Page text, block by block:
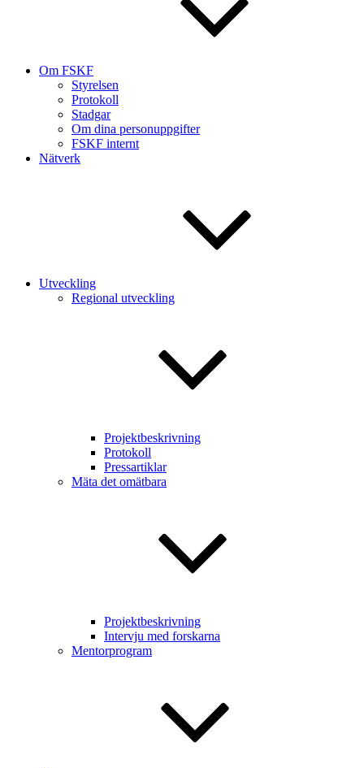
Om FSKF
Styrelsen
Protokoll
Stadgar
Om dina personuppgifter
FSKF internt
Nätverk
Utveckling
Regional utveckling
Projektbeskrivning
Protokoll
Pressartiklar
Mäta det omätbara
Projektbeskrivning
Intervju med forskarna
Mentorprogram